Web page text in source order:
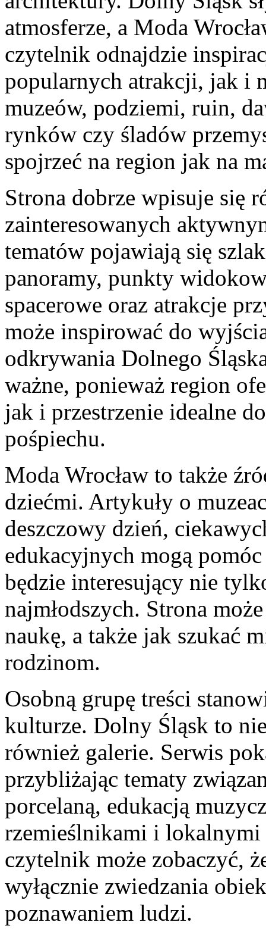
atmosferze, a Moda
czytelnik odnajdzie
popularnych atrakcji, jak i
muzeów, podziemi, ruin,
rynków czy śladów
spojrzeć na region jak na
Strona dobrze wpisuje się
zainteresowanych
tematów pojawiają się
panoramy, punkty
spacerowe oraz atrakcje
może inspirować do
odkrywania Dolnego
ważne, ponieważ region
jak i przestrzenie idealne
pośpiechu.
Moda Wrocław to także
dziećmi. Artykuły o
deszczowy dzień,
edukacyjnych mogą
będzie interesujący nie
najmłodszych. Strona
naukę, a także jak szukać
rodzinom.
Osobną grupę treści
kulturze. Dolny Śląsk to
również galerie. Serwis
przybliżając tematy
porcelaną, edukacją
rzemieślnikami i
czytelnik może zobaczyć,
wyłącznie zwiedzania
poznawaniem ludzi.